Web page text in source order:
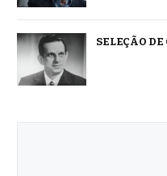
SELEÇÃO DE